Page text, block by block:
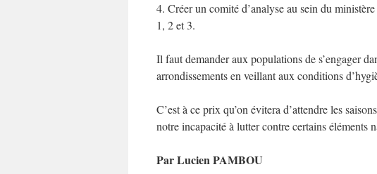
4. Créer un comité d’analyse au sein du
1, 2 et 3.
Il faut demander aux populations de s’engager
arrondissements en veillant aux conditions
C’est à ce prix qu’on évitera d’attendre les
notre incapacité à lutter contre certains éléments
Par Lucien PAMBOU